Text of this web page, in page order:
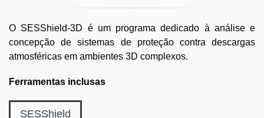
O SESShield-3D é um programa dedicado à análise e
concepção de sistemas de proteção contra descargas
atmosféricas em ambientes 3D complexos.
Ferramentas inclusas
SESShield